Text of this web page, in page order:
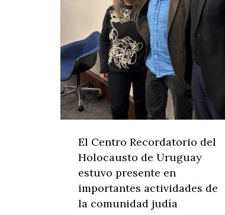
El Centro Recordatorio del
Holocausto de Uruguay
estuvo presente en
importantes actividades de
la comunidad judía